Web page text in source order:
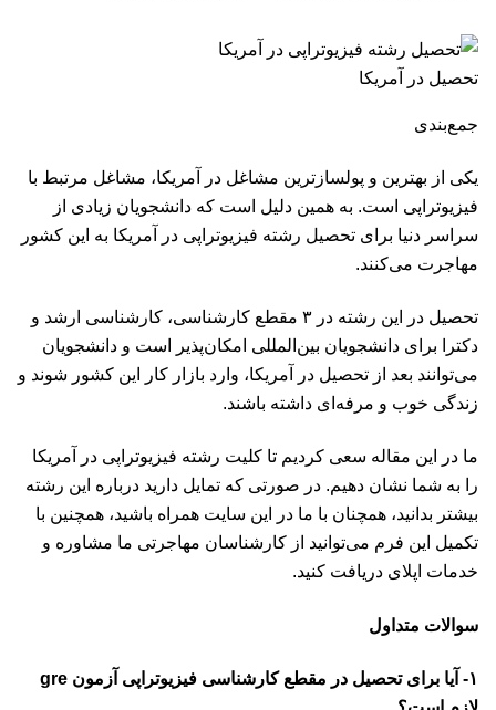
تحصیل در آمریکا
جمع‌بندی
یکی از بهترین و پولسازترین مشاغل در آمریکا، مشاغل مرتبط با
فیزیوتراپی است. به همین دلیل است که دانشجویان زیادی از
سراسر دنیا برای تحصیل رشته فیزیوتراپی در آمریکا به این کشور
مهاجرت می‌کنند.
تحصیل در این رشته در ۳ مقطع کارشناسی، کارشناسی ارشد و
دکترا برای دانشجویان بین‌المللی امکان‌پذیر است و دانشجویان
می‌توانند بعد از تحصیل در آمریکا، وارد بازار کار این کشور شوند و
زندگی خوب و مرفه‌ای داشته باشند.
ما در این مقاله سعی کردیم تا کلیت رشته فیزیوتراپی در آمریکا
را به شما نشان دهیم. در صورتی که تمایل دارید درباره این رشته
بیشتر بدانید، همچنان با ما در این سایت همراه باشید، همچنین با
تکمیل این فرم می‌توانید از کارشناسان مهاجرتی ما مشاوره و
خدمات اپلای دریافت کنید.
سوالات متداول
۱- آیا برای تحصیل در مقطع کارشناسی فیزیوتراپی آزمون gre